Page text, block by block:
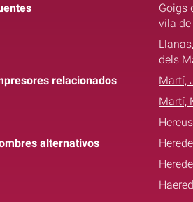
Goigs
vila de
dels
relacionados
Martí,
Martí,
alternativos